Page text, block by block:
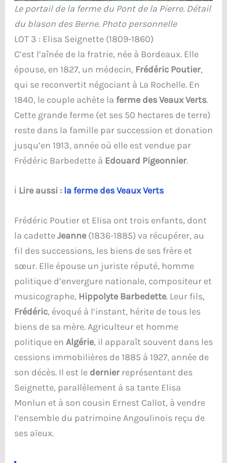
Le portail de la ferme du Pont de la Pierre. Détail
du blason des Berne. Photo personnelle
LOT 3 : Elisa Seignette (1809-1860)
C’est l’aînée de la fratrie, née à Bordeaux. Elle
épouse, en 1827, un médecin, Frédéric Poutier,
qui se reconvertit négociant à La Rochelle. En
1840, le couple achète la ferme des Veaux Verts.
Cette grande ferme (et ses 50 hectares de terre)
reste dans la famille par succession et donation
jusqu’en 1913, année où elle est vendue par
Frédéric Barbedette à Edouard Pigeonnier.
ℹ️ Lire aussi : la ferme des Veaux Verts
Frédéric Poutier et Elisa ont trois enfants, dont
la cadetteJeanne(1836-1885) va récupérer, au
fil des successions, les biens de ses frère et
sœur. Elle épouse un juriste réputé, homme
politique d’envergure nationale, compositeur et
musicographe, Hippolyte Barbedette. Leur fils,
Frédéric, évoqué à l’instant, hérite de tous les
biens de sa mère. Agriculteur et homme
politique en Algérie, il apparaît souvent dans les
cessions immobilières de 1885 à 1927, année de
son décès. Il est le dernierreprésentant des
Seignette, parallèlement à sa tante Elisa
Monlun et à son cousin Ernest Callot, à vendre
l’ensemble du patrimoine Angoulinois reçu de
ses aïeux.